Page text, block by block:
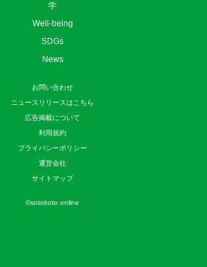
学
Well-being
SDGs
News
お問い合わせ
ニュースリリースはこちら
広告掲載について
利用規約
プライバシーポリシー
運営会社
サイトマップ
©sotokoto online